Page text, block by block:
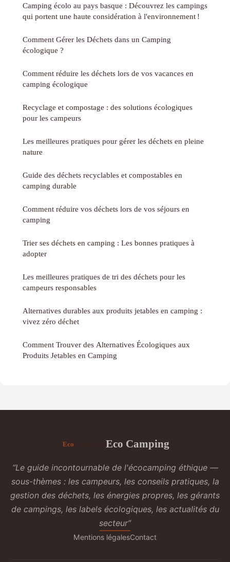
Camping écolo au pays basque : Découvrez les campings
qui portent une haute considération à l'environnement !
Comment Gérer les Déchets dans un Camping
écologique ?
Comment réduire les déchets lors de vos vacances en
camping écologique
Recyclage et compostage : des solutions écologiques
pour les campeurs
Les meilleures pratiques pour gérer les déchets en pleine
nature
Guide des déchets recyclables et compostables en
camping durable
Comment réduire vos déchets lors de vos séjours en
camping
Trier ses déchets en camping : Les bonnes pratiques à
adopter
Les meilleures pratiques de tri des déchets pour les
campeurs responsables
Alternatives durables aux produits jetables en camping :
vivez zéro déchet
Comment Trouver des Alternatives Écologiques aux
Produits Jetables en Camping
Eco Camping
“Le guide incontournable de l'écocamping éthique —
sous-thèmes : les campeurs, les conseils pratiques, la
gestion des déchets, les énergies propres, les gérants
de campings, les labels écologiques, les actualités du
secteur”
Mentions légalesContact